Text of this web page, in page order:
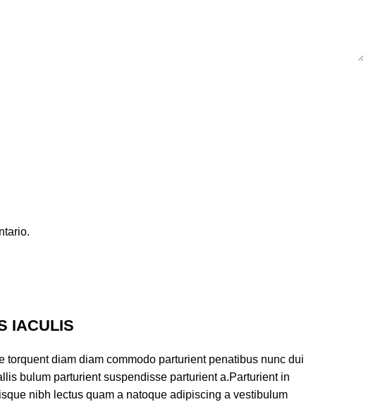
IACULIS
torquent diam diam commodo parturient penatibus nunc dui
bulum parturient suspendisse parturient a.Parturient in
nibh lectus quam a natoque adipiscing a vestibulum